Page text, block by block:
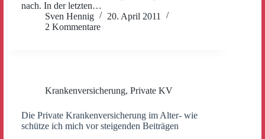
nach. In der letzten…
Sven Hennig
20. April 2011
2 Kommentare
Krankenversicherung, Private KV
Die Private Krankenversicherung im Alter- wie
schütze ich mich vor steigenden Beiträgen